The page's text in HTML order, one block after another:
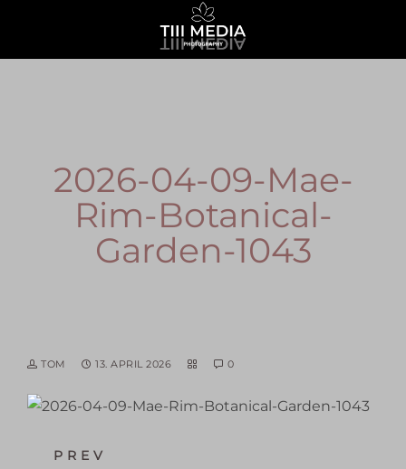
2026-04-09-Mae-
Rim-Botanical-
Garden-1043
TOM 13. APRIL 2026 0
PREV